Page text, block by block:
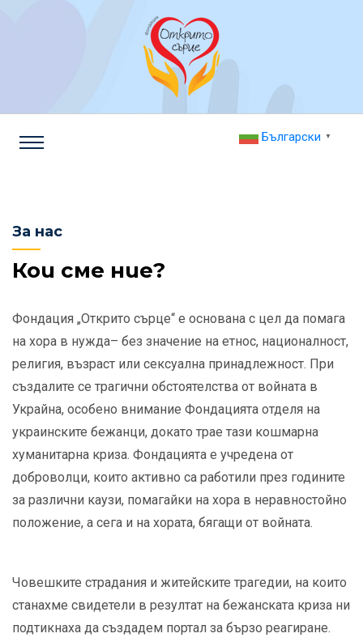
Български ▼
За нас
Кои сме ние?
Фондация „Открито сърце“ е основана с цел да помага
на хора в нужда– без значение на етнос, националност,
религия, възраст или сексуална принадлежност. При
създалите се трагични обстоятелства от войната в
Украйна, особено внимание Фондацията отделя на
украинските бежанци, докато трае тази кошмарна
хуманитарна криза. Фондацията е учредена от
доброволци, които активно са работили през годините
за различни каузи, помагайки на хора в неравностойно
положение, а сега и на хората, бягащи от войната.
Човешките страдания и житейските трагедии, на които
станахме свидетели в резултат на бежанската криза ни
подтикнаха да създадем портал за бързо реагиране.